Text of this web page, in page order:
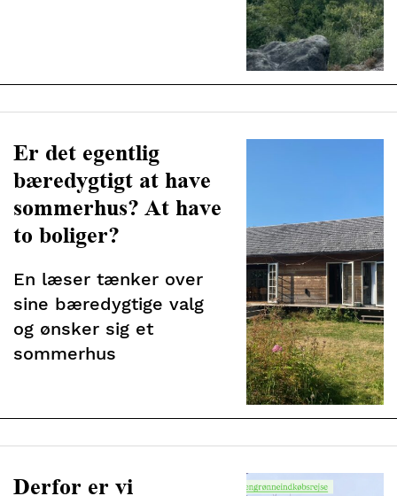
Er det egentlig
bæredygtigt at have
sommerhus? At have
to boliger?
En læser tænker over
sine bæredygtige valg
og ønsker sig et
sommerhus
Derfor er vi